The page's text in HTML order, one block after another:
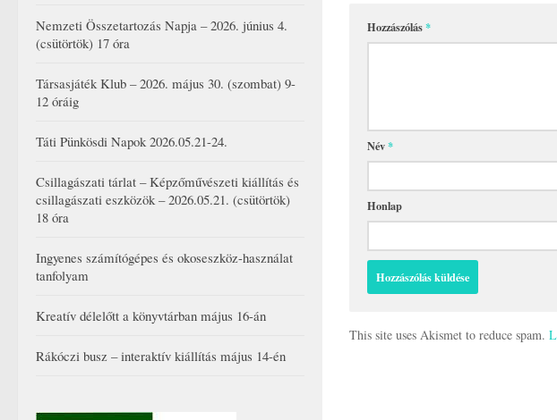
Hozzászólás*
Név*
Honlap
This site uses Akismet to reduce spam.
Nemzeti Összetartozás Napja – 2026. június 4.
(csütörtök) 17 óra
Társasjáték Klub – 2026. május 30. (szombat) 9-
12 óráig
Táti Pünkösdi Napok 2026.05.21-24.
Csillagászati tárlat – Képzőművészeti kiállítás és
csillagászati eszközök – 2026.05.21. (csütörtök)
18 óra
Ingyenes számítógépes és okoseszköz-használat
tanfolyam
Kreatív délelőtt a könyvtárban május 16-án
Rákóczi busz – interaktív kiállítás május 14-én